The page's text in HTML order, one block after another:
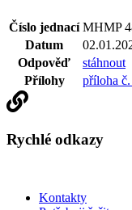
Číslo jednací MHMP
Datum
Odpověď
stáhnout
Přílohy
příloha č.
Rychlé odkazy
Kontakty